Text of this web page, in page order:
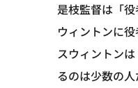
是枝監督は「
ウィントンに
スウィントンは
るのは少数の